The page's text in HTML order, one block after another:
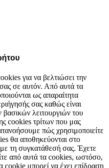
για να βελτιώσει την
σε αυτόν. Από αυτά τα
ως απαραίτητα
σας καθώς είναι
βασικών λειτουργιών του
cookies τρίτων που μας
πώς χρησιμοποιείτε
θα αποθηκεύονται στο
τη συγκατάθεσή σας. Έχετε
από αυτά τα cookies, ωστόσο,
cookie μπορεί να έχει επίδραση